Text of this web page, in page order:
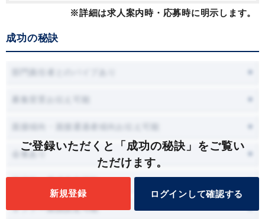
※詳細は求人案内時・応募時に明示します。
成功の秘訣
ご登録いただくと「成功の秘訣」をご覧い
ただけます。
新規登録 ログインして確認する
会食あり
オファー面談設定可能